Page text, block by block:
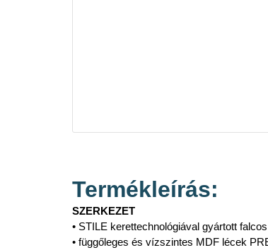
Termékleírás:
SZERKEZET
• STILE kerettechnológiával gyártott
• függőleges és vízszintes MDF lécek